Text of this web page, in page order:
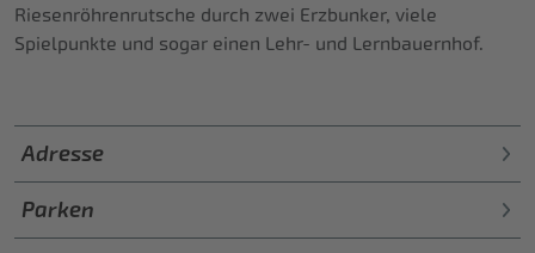
Riesenröhrenrutsche durch zwei Erzbunker, viele
Spielpunkte und sogar einen Lehr- und Lernbauernhof.
Adresse
Parken